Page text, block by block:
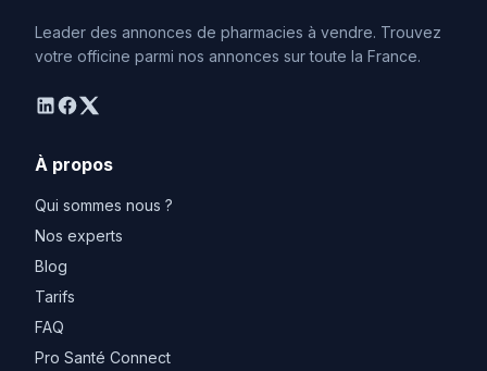
Leader des annonces de pharmacies à vendre. Trouvez
votre officine parmi nos annonces sur toute la France.
linkedin
facebook
twitter
À propos
Qui sommes nous ?
Nos experts
Blog
Tarifs
FAQ
Pro Santé Connect